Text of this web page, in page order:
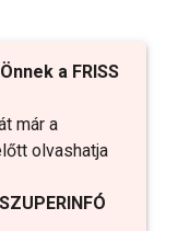
a FRISS
már a
olvashatja